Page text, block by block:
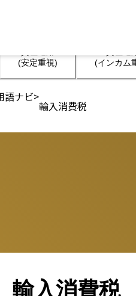
(安定重視)
(インカム
語ナビ>
輸入消費税
輸入消費税